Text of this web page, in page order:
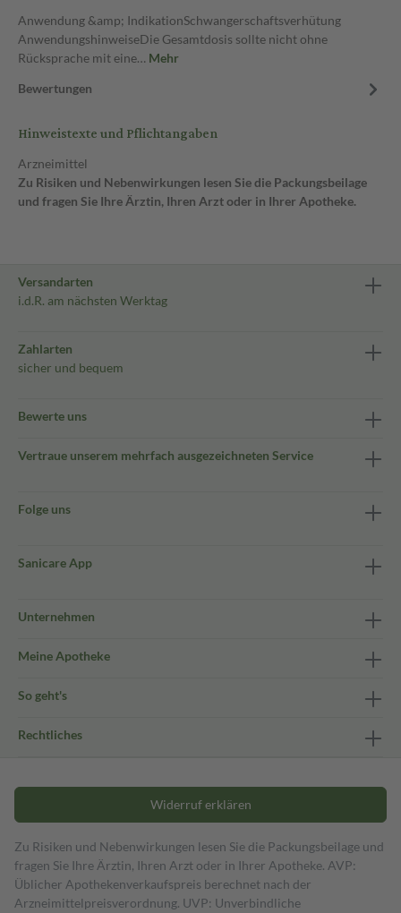
Anwendung &amp; IndikationSchwangerschaftsverhütung
AnwendungshinweiseDie Gesamtdosis sollte nicht ohne
Rücksprache mit eine… Mehr
Bewertungen
Hinweistexte und Pflichtangaben
Arzneimittel
Zu Risiken und Nebenwirkungen lesen Sie die Packungsbeilage
und fragen Sie Ihre Ärztin, Ihren Arzt oder in Ihrer Apotheke.
Versandarten
i.d.R. am nächsten Werktag
Zahlarten
sicher und bequem
Bewerte uns
Vertraue unserem mehrfach ausgezeichneten Service
Folge uns
Sanicare App
Unternehmen
Meine Apotheke
So geht's
Rechtliches
Widerruf erklären
Zu Risiken und Nebenwirkungen lesen Sie die Packungsbeilage und
fragen Sie Ihre Ärztin, Ihren Arzt oder in Ihrer Apotheke. AVP:
Üblicher Apothekenverkaufspreis berechnet nach der
Arzneimittelpreisverordnung. UVP: Unverbindliche